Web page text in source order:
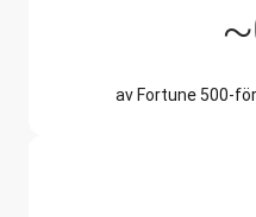
~
av Fortune 500-